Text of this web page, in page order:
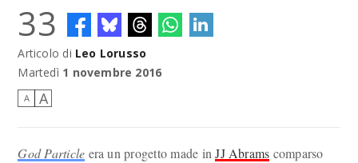
Sorpresa!
33
Articolo di Leo Lorusso
Martedì 1 novembre 2016
A A
God Particle era un progetto made inJJ Abrams comparso